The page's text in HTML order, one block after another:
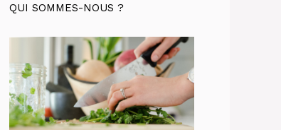
QUI SOMMES-NOUS ?